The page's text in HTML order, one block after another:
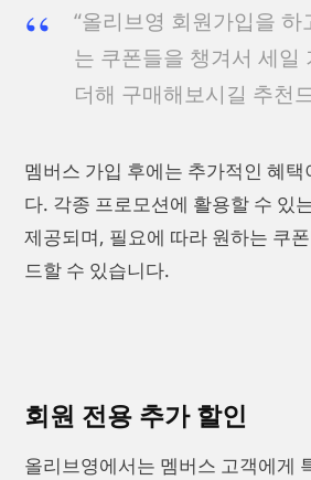
“올리브영 회원가입을 하
는 쿠폰들을 챙겨서 세일
더해 구매해보시길 추천
멤버스 가입 후에는 추가적인 혜
다. 각종 프로모션에 활용할 수 있
제공되며, 필요에 따라 원하는 쿠
드할 수 있습니다.
회원 전용 추가 할인
올리브영에서는 멤버스 고객에게